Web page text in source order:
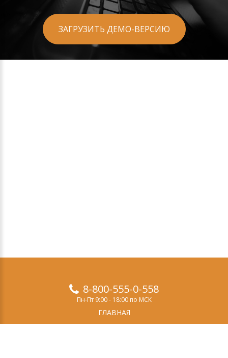
ЗАГРУЗИТЬ ДЕМО-ВЕРСИЮ
8-800-555-0-558
Пн-Пт 9:00 - 18:00 по МСК
ГЛАВНАЯ